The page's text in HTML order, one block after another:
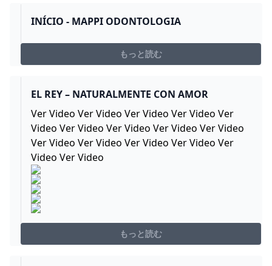
INÍCIO - MAPPI ODONTOLOGIA
もっと読む
EL REY – NATURALMENTE CON AMOR
Ver Video Ver Video Ver Video Ver Video Ver
Video Ver Video Ver Video Ver Video Ver Video
Ver Video Ver Video Ver Video Ver Video Ver
Video Ver Video
もっと読む